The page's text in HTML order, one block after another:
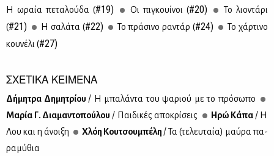
Η ωραία πε­τα­λού­δα (#19) Οι πι­γκουί­νοι (#20)
Το λιο­ντά­ρι
(#21) Η σα­λά­τα (#22) Το πρά­σι­νο ρα­ντάρ (#24)
Το χάρ­τι­νο
κου­νέ­λι (#27)
ΣΧΕΤΙΚΑ ΚΕΙΜΕΝΑ
Δή­μη­τρα Δη­μη­τρί­ου / Η μπα­λά­ντα του ψα­ριού με το πρό­σω­πο
Μα­ρία Γ. Δια­μα­ντο­πού­λου / Παι­δι­κές απο­κρί­σεις Ηρώ Κά­πα / Η
Λου και η άνοι­ξη
Χλόη Κου­τσου­μπέ­λη / Τα (τε­λευ­ταία) μαύ­ρα πα­
ρα­μύ­θια